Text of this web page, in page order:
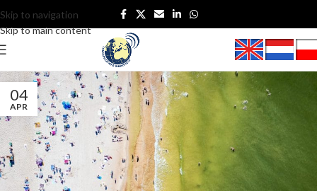
Skip to navigation
Skip to main content
04
APR